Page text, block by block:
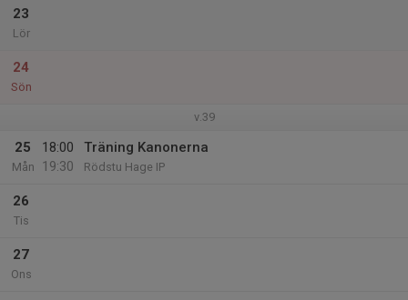
23
Lör
24
Sön
v.39
25
Mån
18:00
19:30
Träning Kanonerna
Rödstu Hage IP
26
Tis
27
Ons